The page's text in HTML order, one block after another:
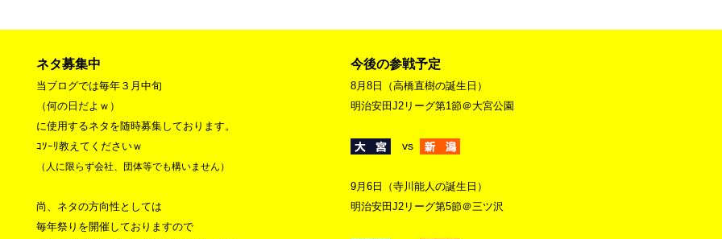
ネタ募集中
当ブログでは毎年３月中旬
（何の日だよｗ）
に使用するネタを随時募集しております。
ｺｿｰﾘ教えてくださいｗ
（人に限らず会社、団体等でも構いません）
尚、ネタの方向性としては
毎年祭りを開催しておりますので
今後の参戦予定
8月8日（高橋直樹の誕生日）
明治安田J2リーグ第1節＠大宮公園
vs
9月6日（寺川能人の誕生日）
明治安田J2リーグ第5節＠三ツ沢